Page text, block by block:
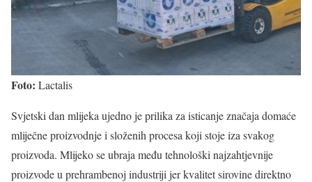
Foto: Lactalis
Svjetski dan mlijeka ujedno je prilika za isticanje značaja domaće
mliječne proizvodnje i složenih procesa koji stoje iza svakog
proizvoda. Mlijeko se ubraja među tehnološki najzahtjevnije
proizvode u prehrambenoj industriji jer kvalitet sirovine direktno